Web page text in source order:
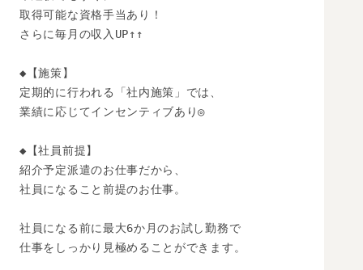
取得可能な資格手当あり！
さらに毎月の収入UP↑↑
◆【施策】
定期的に行われる「社内施策」では、
業績に応じてインセンティブあり◎
◆【社員前提】
紹介予定派遣のお仕事だから、
社員になること前提のお仕事。
社員になる前に最大6か月のお試し勤務で
仕事をしっかり見極めることができます。